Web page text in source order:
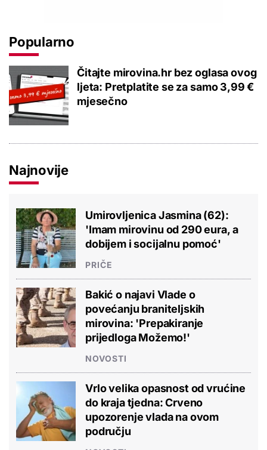
Popularno
Čitajte mirovina.hr bez oglasa ovog
ljeta: Pretplatite se za samo 3,99 €
mjesečno
Najnovije
Umirovljenica Jasmina (62):
'Imam mirovinu od 290 eura, a
dobijem i socijalnu pomoć'
PRIČE
Bakić o najavi Vlade o
povećanju braniteljskih
mirovina: 'Prepakiranje
prijedloga Možemo!'
NOVOSTI
Vrlo velika opasnost od vrućine
do kraja tjedna: Crveno
upozorenje vlada na ovom
području